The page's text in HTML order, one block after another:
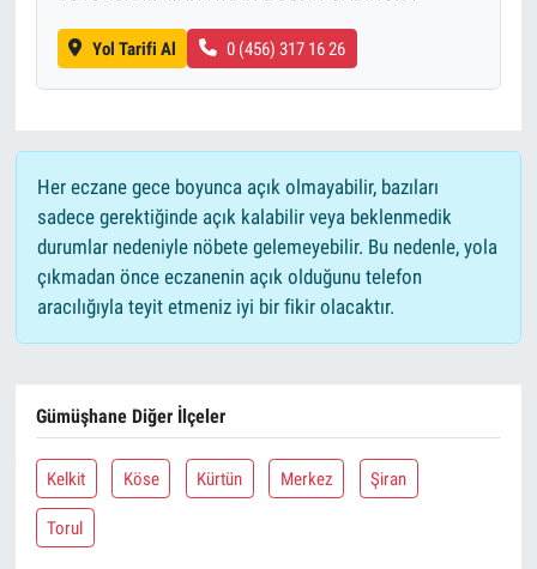
Yol Tarifi Al 0 (456) 317 16 26
Her eczane gece boyunca açık olmayabilir, bazıları
sadece gerektiğinde açık kalabilir veya beklenmedik
durumlar nedeniyle nöbete gelemeyebilir. Bu nedenle, yola
çıkmadan önce eczanenin açık olduğunu telefon
aracılığıyla teyit etmeniz iyi bir fikir olacaktır.
Gümüşhane Diğer İlçeler
Kelkit Köse Kürtün Merkez Şiran
Torul